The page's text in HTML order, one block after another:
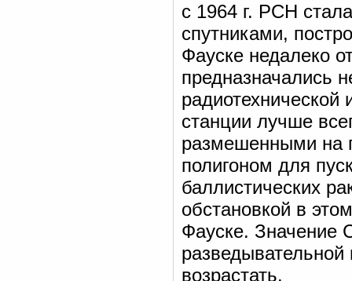
с 1964 г. РСН
спутниками,
Фауске недалеко
предназначались
радиотехнической
станции лучше
размешенными на
полигоном для
баллистических
обстановкой в
Фауске. Значение
возрастать.